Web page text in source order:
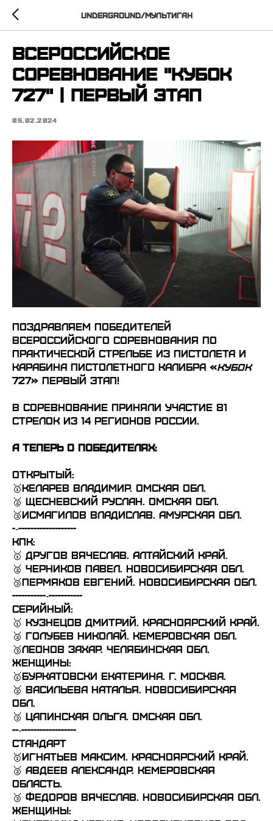
UNDERGROUND/Мультиган
Всероссийское
соревнование "Кубок
727" | Первый этап
05.02.2024
ПОЗДРАВЛЯЕМ ПОБЕДИТЕЛЕЙ
Всероссийского соревнования по
практической стрельбе из пистолета и
карабина пистолетного калибра «КУБОК
727» первый этап!
В соревнование приняли участие 81
стрелок из 14 регионов России.
А теперь о победителях:
Открытый:
🥇Келарев Владимир. Омская обл.
🥈 Щесневский Руслан. Омская обл.
🥉Исмагилов Владислав. Амурская обл.
-‐-------------------
КПк:
🥇 Другов Вячеслав. Алтайский край.
🥈 Черников Павел. Новосибирская обл.
🥉Пермяков Евгений. Новосибирская обл.
-----------‐-----------
Серийный:
🥇 Кузнецов Дмитрий. Красноярский край.
🥈 Голубев Николай. Кемеровская обл.
🥉Леонов Захар. Челябинская обл.
Женщины:
🥇Буркатовски Екатерина. г. Москва.
🥈 Васильева Наталья. Новосибирская
обл.
🥉 Цапинская Ольга. Омская обл.
--‐------------------
Стандарт
🥇Игнатьев Максим. Красноярский край.
🥈 Авдеев Александр. Кемеровская
область.
🥉 Федоров Вячеслав. Новосибирская обл.
Женщины: